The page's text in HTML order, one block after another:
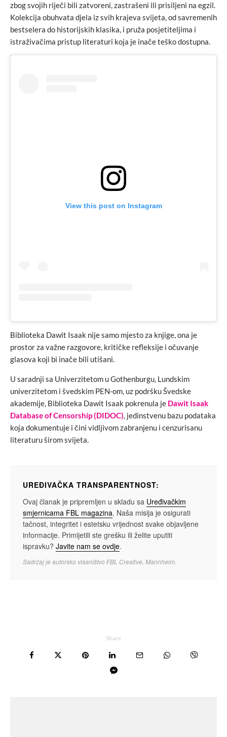
zbog svojih riječi bili zatvoreni, zastrašeni ili prisiljeni na egzil.
Kolekcija obuhvata djela iz svih krajeva svijeta, od savremenih
bestselera do historijskih klasika, i pruža posjetiteljima i
istraživačima pristup literaturi koja je inače teško dostupna.
View this post on Instagram
Biblioteka Dawit Isaak nije samo mjesto za knjige, ona je
prostor za važne razgovore, kritičke refleksije i očuvanje
glasova koji bi inače bili utišani.
U saradnji sa Univerzitetom u Gothenburgu, Lundskim
univerzitetom i švedskim PEN-om, uz podršku Švedske
akademije, Biblioteka Dawit Isaak pokrenula je Dawit Isaak
Database of Censorship (DIDOC), jedinstvenu bazu podataka
koja dokumentuje i čini vidljivom zabranjenu i cenzurisanu
literaturu širom svijeta.
UREĐIVAČKA TRANSPARENTNOST:
Ovaj članak je pripremljen u skladu sa Uređivačkim
smjernicama FBL magazina. Naša misija je osigurati
tačnost, integritet i estetsku vrijednost svake objavljene
informacije. Primijetili ste grešku ili želite uputiti
ispravku? Javite nam se ovdje.
Sadržaj je autorsko vlasništvo FBL Creative, Mannheim.
Share